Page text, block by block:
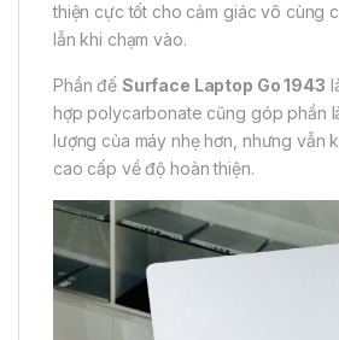
thiện cực tốt cho cảm giác vô cùng
lẫn khi chạm vào.
Phần đế Surface Laptop Go 1943
hợp polycarbonate cũng góp phần
lượng của máy nhẹ hơn, nhưng vẫn
cao cấp về độ hoàn thiện.